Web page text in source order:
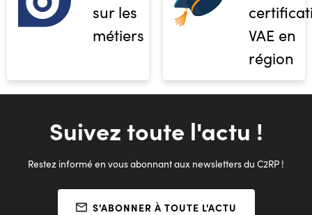
sur les
métiers
VAE en
région
Suivez toute l'actu !
Restez informé en vous abonnant aux newsletters du C2RP !
S'ABONNER À TOUTE L'ACTU